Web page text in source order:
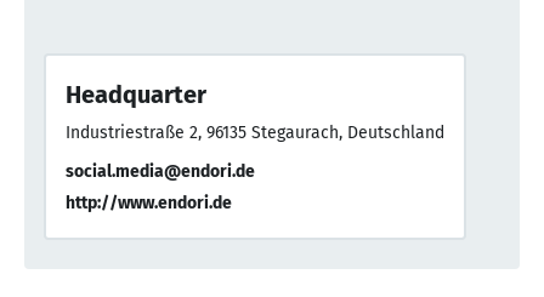
Headquarter
Industriestraße 2, 96135 Stegaurach, Deutschland
social.media@endori.de
http://www.endori.de